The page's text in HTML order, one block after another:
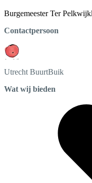
Burgemeester Ter
Contactpersoon
Utrecht BuurtBuik
Wat wij bieden